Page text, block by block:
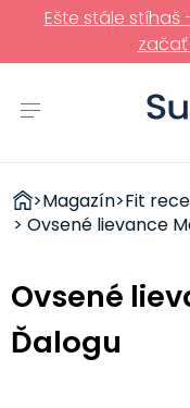
Ešte stále stíhaš
začať
ZDRAVÉ
RÝCHLOVKY
>Magazín>Fit
> Ovsené lievance
Ovsené
Ďalogu